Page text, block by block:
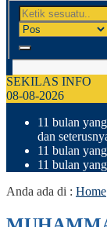
SEKILAS INFO
08-08-2026
11 bulan
dan
11 bulan
11 bulan
Anda ada di : Home